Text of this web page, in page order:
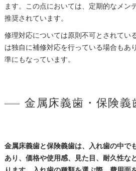
ます。この点においては、定期的なメン
推奨されています。
修理対応については原則不可とされてい
は独自に補修対応を行っている場合もあ
準にもなっています。
金属床義歯・保険義
金属床義歯と保険義歯は、入れ歯の中で
あり、価格や使用感、見た目、耐久性な